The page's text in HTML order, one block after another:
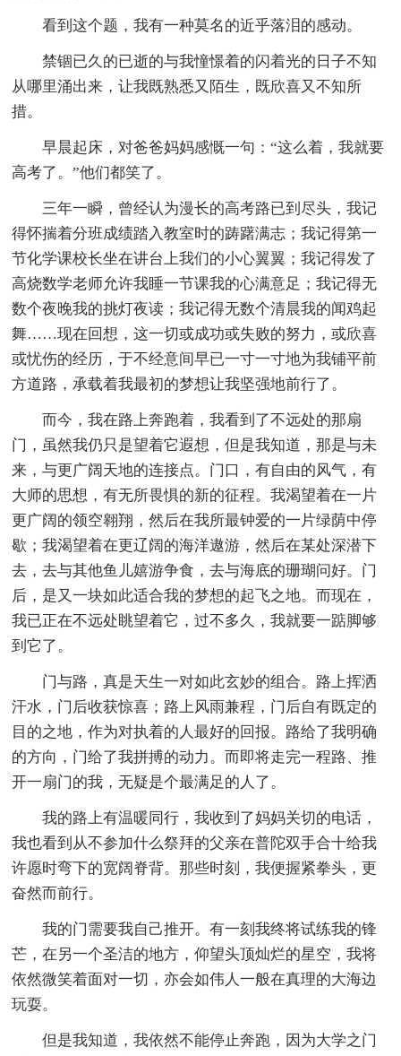
看到这个题，我有一种莫名的近乎落泪的感动。
禁锢已久的已逝的与我憧憬着的闪着光的日子不知
从哪里涌出来，让我既熟悉又陌生，既欣喜又不知所
措。
早晨起床，对爸爸妈妈感慨一句：“这么着，我就要
高考了。”他们都笑了。
三年一瞬，曾经认为漫长的高考路已到尽头，我记
得怀揣着分班成绩踏入教室时的踌躇满志；我记得第一
节化学课校长坐在讲台上我们的小心翼翼；我记得发了
高烧数学老师允许我睡一节课我的心满意足；我记得无
数个夜晚我的挑灯夜读；我记得无数个清晨我的闻鸡起
舞……现在回想，这一切或成功或失败的努力，或欣喜
或忧伤的经历，于不经意间早已一寸一寸地为我铺平前
方道路，承载着我最初的梦想让我坚强地前行了。
而今，我在路上奔跑着，我看到了不远处的那扇
门，虽然我仍只是望着它遐想，但是我知道，那是与未
来，与更广阔天地的连接点。门口，有自由的风气，有
大师的思想，有无所畏惧的新的征程。我渴望着在一片
更广阔的领空翱翔，然后在我所最钟爱的一片绿荫中停
歇；我渴望着在更辽阔的海洋遨游，然后在某处深潜下
去，去与其他鱼儿嬉游争食，去与海底的珊瑚问好。门
后，是又一块如此适合我的梦想的起飞之地。而现在，
我已正在不远处眺望着它，过不多久，我就要一踮脚够
到它了。
门与路，真是天生一对如此玄妙的组合。路上挥洒
汗水，门后收获惊喜；路上风雨兼程，门后自有既定的
目的之地，作为对执着的人最好的回报。路给了我明确
的方向，门给了我拼搏的动力。而即将走完一程路、推
开一扇门的我，无疑是个最满足的人了。
我的路上有温暖同行，我收到了妈妈关切的电话，
我也看到从不参加什么祭拜的父亲在普陀双手合十给我
许愿时弯下的宽阔脊背。那些时刻，我便握紧拳头，更
奋然而前行。
我的门需要我自己推开。有一刻我终将试练我的锋
芒，在另一个圣洁的地方，仰望头顶灿烂的星空，我将
依然微笑着面对一切，亦会如伟人一般在真理的大海边
玩耍。
但是我知道，我依然不能停止奔跑，因为大学之门